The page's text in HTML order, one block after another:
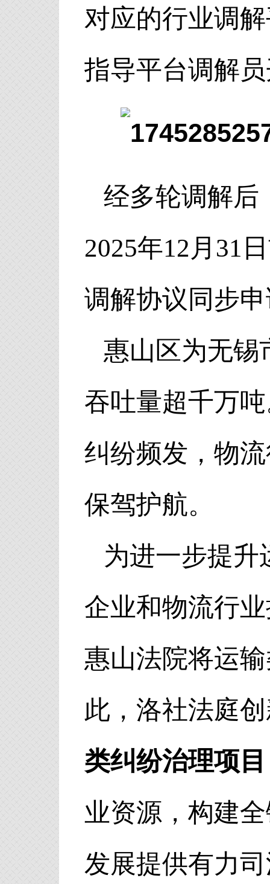
对应的行业调
指导平台调解
经多轮调解后
2025年12月31
调解协议同步
惠山区为无锡
吞吐量超千万
纠纷频发，物
保驾护航。
为进一步提升
企业和物流行
惠山法院将运
此，洛社法庭
类纠纷治理项目
业资源，构建
发展提供有力